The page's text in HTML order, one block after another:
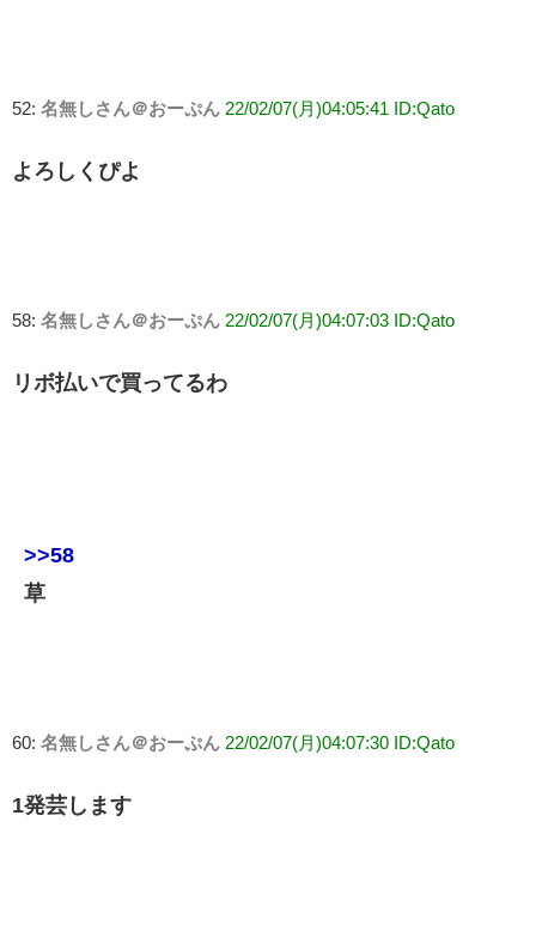
52: 名無しさん＠おーぷん 22/02/07(月)04:05:41 ID:Qato
よろしくぴよ
58: 名無しさん＠おーぷん 22/02/07(月)04:07:03 ID:Qato
リボ払いで買ってるわ
>>58
草
60: 名無しさん＠おーぷん 22/02/07(月)04:07:30 ID:Qato
1発芸します